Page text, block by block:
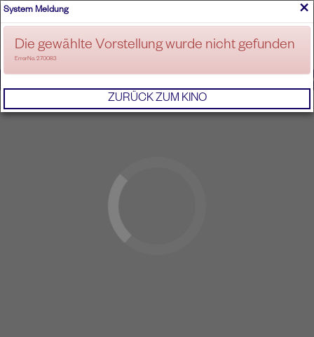
ANMELDEN
×
System Meldung
Die gewählte Vorstellung wurde nicht gefunden
ErrorNo. 270083
ZURÜCK ZUM KINO